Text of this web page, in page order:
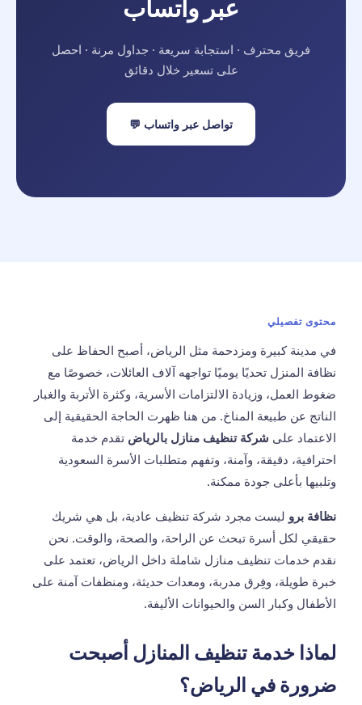
عبر واتساب
فريق محترف · استجابة سريعة · جداول مرنة · احصل
على تسعير خلال دقائق
تواصل عبر واتساب 💬
محتوى تفصيلي
في مدينة كبيرة ومزدحمة مثل الرياض، أصبح الحفاظ على
نظافة المنزل تحديًا يوميًا تواجهه آلاف العائلات، خصوصًا مع
ضغوط العمل، وزيادة الالتزامات الأسرية، وكثرة الأتربة والغبار
الناتج عن طبيعة المناخ. من هنا ظهرت الحاجة الحقيقية إلى
الاعتماد على شركة تنظيف منازل بالرياض تقدم خدمة
احترافية، دقيقة، وآمنة، وتفهم متطلبات الأسرة السعودية
وتلبيها بأعلى جودة ممكنة.
نظافة برو ليست مجرد شركة تنظيف عادية، بل هي شريك
حقيقي لكل أسرة تبحث عن الراحة، والصحة، والوقت. نحن
نقدم خدمات تنظيف منازل شاملة داخل الرياض، تعتمد على
خبرة طويلة، وفِرق مدربة، ومعدات حديثة، ومنظفات آمنة على
الأطفال وكبار السن والحيوانات الأليفة.
لماذا خدمة تنظيف المنازل أصبحت
ضرورة في الرياض؟